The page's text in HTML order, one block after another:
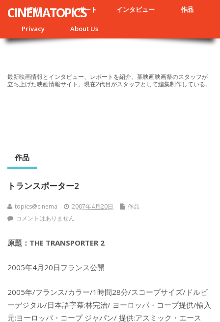
NEWS レポート インタビュー 作品
Privacy About Us
CINEMATOPICS
最新映画情報とインタビュー、レポートを紹介。某映画映画祭のスタッフが
立ち上げた映画情報サイト。現在2代目がスタッフとして編集制作している。
作品
トランスポーター2
topics@cinema 2007年4月20日
作品
コメントはありません
原題：THE TRANSPORTER 2
2005年4月20日フランス公開
2005年/フランス/カラー/1時間28分/スコープサイズ/ドルビ
ーデジタル/日本語字幕:林完治/ ヨーロッパ・コープ提供/輸入
元:ヨーロッパ・コープ ジャパン/ 提供:アスミック・エース